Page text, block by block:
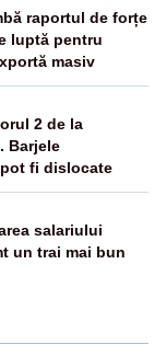
raportul de forțe
luptă pentru
masiv
2 de la
Barjele
fi dislocate
salariului
un trai mai bun